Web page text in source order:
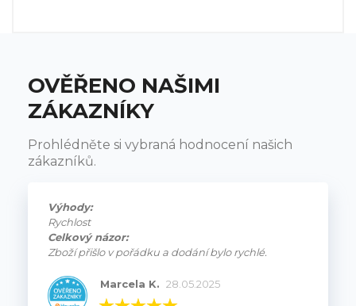
OVĚŘENO NAŠIMI
ZÁKAZNÍKY
Prohlédněte si vybraná hodnocení našich
zákazníků.
Výhody:
Rychlost
Celkový názor:
Zboží přišlo v pořádku a dodání bylo rychlé.
Marcela K. 28.05.2025